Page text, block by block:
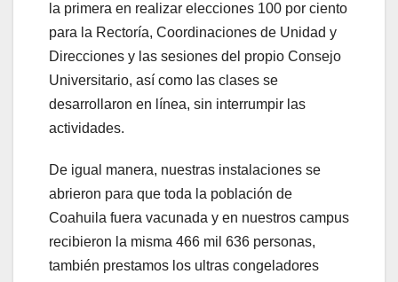
la primera en realizar elecciones 100 por ciento
para la Rectoría, Coordinaciones de Unidad y
Direcciones y las sesiones del propio Consejo
Universitario, así como las clases se
desarrollaron en línea, sin interrumpir las
actividades.
De igual manera, nuestras instalaciones se
abrieron para que toda la población de
Coahuila fuera vacunada y en nuestros campus
recibieron la misma 466 mil 636 personas,
también prestamos los ultras congeladores